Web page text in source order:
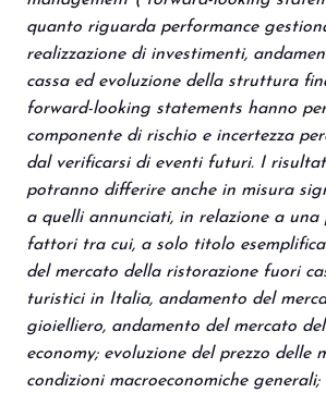
quanto riguarda performance
realizzazione di investimenti,
cassa ed evoluzione della struttura
forward-looking statements hanno
componente di rischio e incertezza
dal verificarsi di eventi futuri. I
potranno differire anche in misura
a quelli annunciati, in relazione a
fattori tra cui, a solo titolo
del mercato della ristorazione fuori
turistici in Italia, andamento del
gioielliero, andamento del mercato
economy; evoluzione del prezzo delle
condizioni macroeconomiche